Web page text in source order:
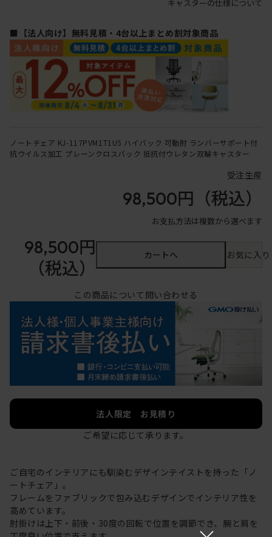
キャスターの仕様について
■【法人向け】無料見積・4台以上まとめ割対象商品
ノートチェア KJ-117PVM1T1U5 ハイバック 可動肘 ランバーサポート付
抗ウイルス加工 プレーンクロスバック 抵抗付ウレタン双輪キャスター
受注生産
98,500円 （税込）
お支払方法は複数から選べます
98,500円
（税込）
カートへ お気に入
この商品について問い合わせる
法人限定 お見積り
ご希望に応じて承ります。
ご自宅のインテリアにも馴染むデザインテイストを持った「ノ
ートチェア」。
フレームをファブリックで包み込むデザインでインテリア性を
高めています。
肘掛けは上下・前後・30度の回転で位置を調節でき、腕と肩を